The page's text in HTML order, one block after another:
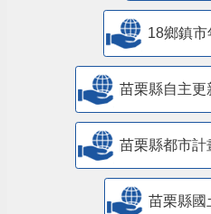
18鄉鎮
苗栗縣自主更
苗栗縣都市計
苗栗縣國